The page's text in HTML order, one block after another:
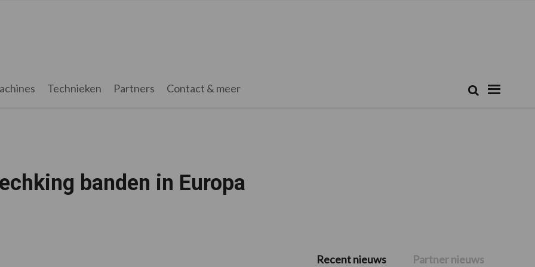
Technieken Partners Contact & meer Zoek
banden in Europa
Recent nieuws Partner nieuws